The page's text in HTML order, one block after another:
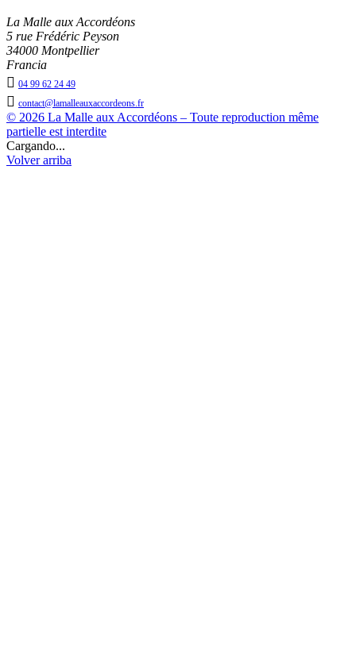
La Malle aux Accordéons
5 rue Frédéric Peyson
34000 Montpellier
Francia
 04 99 62 24 49
 contact@lamalleauxaccordeons.fr
© 2026 La Malle aux Accordéons – Toute reproduction même
partielle est interdite
Cargando...
Volver arriba